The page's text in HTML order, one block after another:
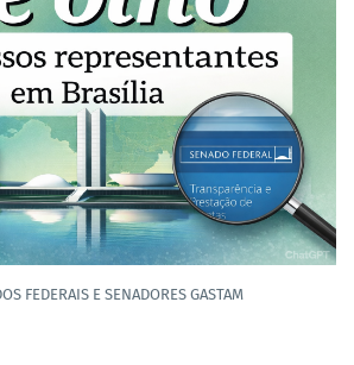
FEDERAIS E SENADORES GASTAM